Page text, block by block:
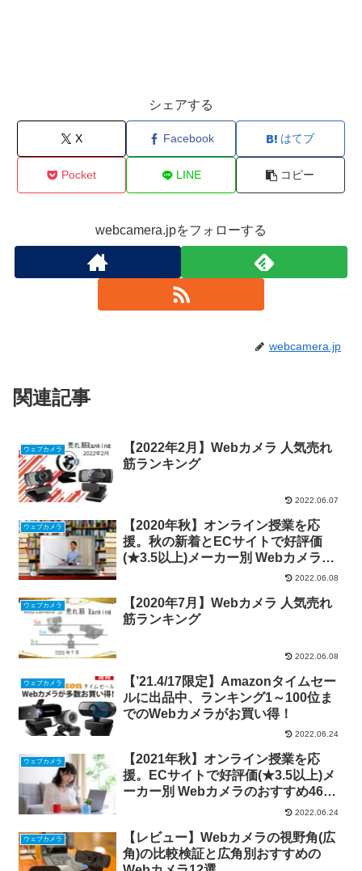
シェアする
X Facebook はてブ
Pocket LINE コピー
webcamera.jpをフォローする
webcamera.jp
関連記事
ウェブカメラ
【2022年2月】Webカメラ 人気売れ
筋ランキング
2022.06.07
ウェブカメラ
【2020年秋】オンライン授業を応
援。秋の新着とECサイトで好評価
(★3.5以上)メーカー別 Webカメラの
2022.06.08
ウェブカメラ
【2020年7月】Webカメラ 人気売れ
筋ランキング
2022.06.08
ウェブカメラ
【’21.4/17限定】Amazonタイムセー
ルに出品中、ランキング1～100位ま
でのWebカメラがお買い得！
2022.06.24
ウェブカメラ
【2021年秋】オンライン授業を応
援。ECサイトで好評価(★3.5以上)メ
ーカー別 Webカメラのおすすめ46
2022.06.24
ウェブカメラ
【レビュー】Webカメラの視野角(広
角)の比較検証と広角別おすすめの